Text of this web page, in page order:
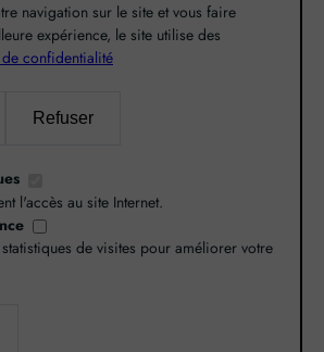
Recherche
dangereux pour la santé,
navigation sur le site et vous faire
expérience, le site utilise des
confidentialité
Refuser
l'accès au site Internet.
de visites pour améliorer votre